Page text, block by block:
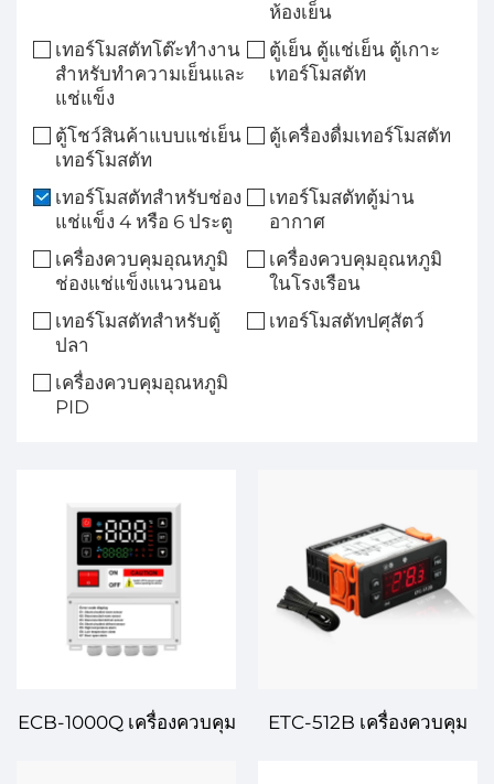
ห้องเย็น
เทอร์โมสตัทโต๊ะทำงาน
สำหรับทำความเย็นและ
แช่แข็ง
ตู้เย็น ตู้แช่เย็น ตู้เกาะ​
เทอร์โมสตัท
ตู้โชว์สินค้าแบบแช่เย็น
เทอร์โมสตัท
ตู้เครื่องดื่มเทอร์โมสตัท
เทอร์โมสตัทสำหรับช่อง
แช่แข็ง 4 หรือ 6 ประตู
เทอร์โมสตัทตู้ม่าน
อากาศ
เครื่องควบคุมอุณหภูมิ
ช่องแช่แข็งแนวนอน
เครื่องควบคุมอุณหภูมิ
ในโรงเรือน
เทอร์โมสตัทสำหรับตู้
ปลา
เทอร์โมสตัทปศุสัตว์
เครื่องควบคุมอุณหภูมิ
PID
ECB-1000Q เครื่องควบคุม
ETC-512B เครื่องควบคุม